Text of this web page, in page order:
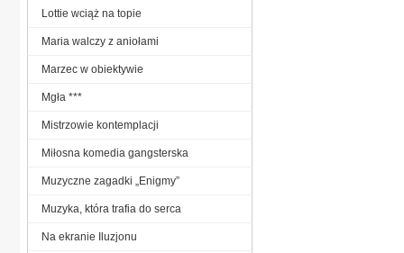
Lottie wciąż na topie
Maria walczy z aniołami
Marzec w obiektywie
Mgła ***
Mistrzowie kontemplacji
Miłosna komedia gangsterska
Muzyczne zagadki „Enigmy”
Muzyka, która trafia do serca
Na ekranie Iluzjonu